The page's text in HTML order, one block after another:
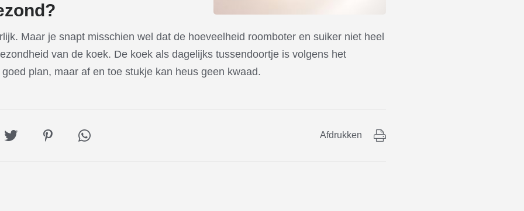
Maar je snapt misschien wel dat de hoeveelheid roomboter en suiker niet heel
van de koek. De koek als dagelijks tussendoortje is volgens het
plan, maar af en toe stukje kan heus geen kwaad.
Afdrukken